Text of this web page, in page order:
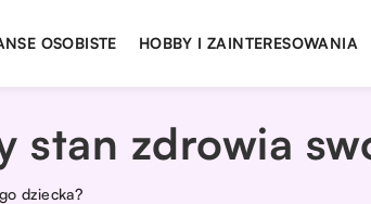
OSOBISTE HOBBY I ZAINTERESOWANIA
stan zdrowia
dziecka?